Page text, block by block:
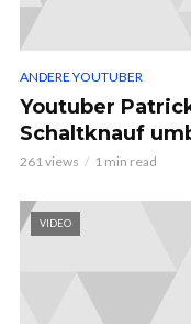
ANDERE YOUTUBER
Youtuber
Schaltknauf
261 views 1 min read
VIDEO